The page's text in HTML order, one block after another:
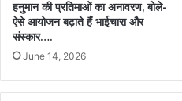
हनुमान की प्रतिमाओं का अनावरण, बोले-
ऐसे आयोजन बढ़ाते हैं भाईचारा और
संस्कार….
June 14, 2026